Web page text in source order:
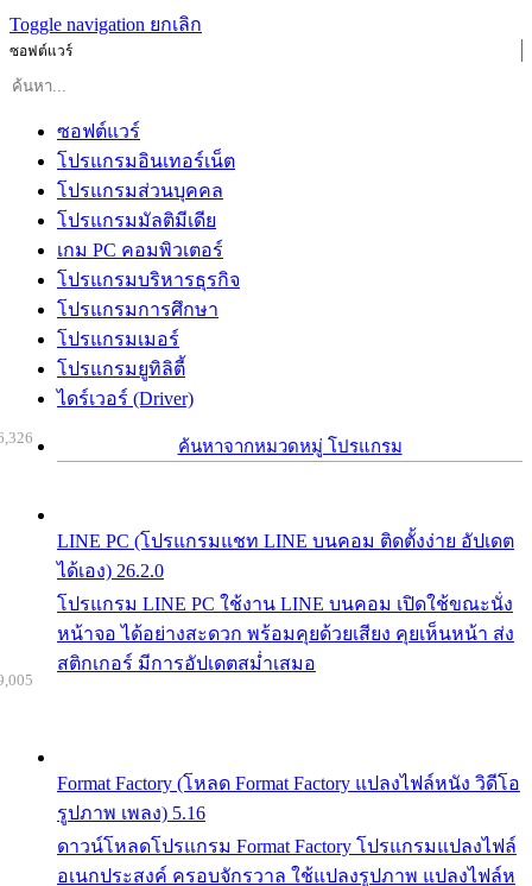
Toggle navigation ยกเลิก
ซอฟต์แวร์
ซอฟต์แวร์
โปรแกรมอินเทอร์เน็ต
โปรแกรมส่วนบุคคล
โปรแกรมมัลติมีเดีย
เกม PC คอมพิวเตอร์
โปรแกรมบริหารธุรกิจ
โปรแกรมการศึกษา
โปรแกรมเมอร์
โปรแกรมยูทิลิตี้
ไดร์เวอร์ (Driver)
ค้นหาจากหมวดหมู่ โปรแกรม
LINE PC (โปรแกรมแชท LINE บนคอม ติดตั้งง่าย อัปเดต
ได้เอง) 26.2.0
โปรแกรม LINE PC ใช้งาน LINE บนคอม เปิดใช้ขณะนั่ง
หน้าจอ ได้อย่างสะดวก พร้อมคุยด้วยเสียง คุยเห็นหน้า ส่ง
สติกเกอร์ มีการอัปเดตสม่ำเสมอ
Format Factory (โหลด Format Factory แปลงไฟล์หนัง วิดีโอ
รูปภาพ เพลง) 5.16
ดาวน์โหลดโปรแกรม Format Factory โปรแกรมแปลงไฟล์
อเนกประสงค์ ครอบจักรวาล ใช้แปลงรูปภาพ แปลงไฟล์ห